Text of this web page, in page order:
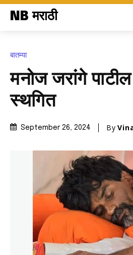
NB मराठी
बातम्या
मनोज जरांगे
स्थगित
September 26, 2024 By